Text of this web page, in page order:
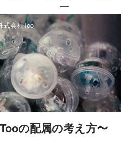
式会社Too
の配属の考え方〜